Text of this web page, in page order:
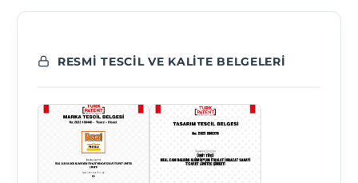
RESMI TESCIL VE KALITE BELGELERI